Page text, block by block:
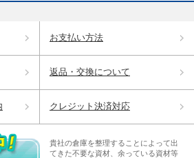
お支払い方法
返品・交換について
クレジット決済対応
貴社の倉庫を整理することによって出
てきた不要な資材、余っている資材等